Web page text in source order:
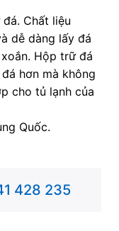
Chất liệu
dễ dàng lấy đá
Hộp trữ đá
hơn mà không
cho tủ lạnh của
Quốc.
428 235